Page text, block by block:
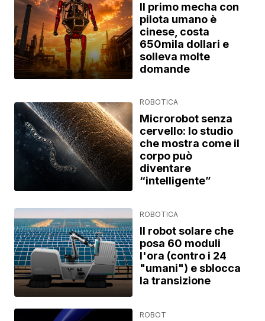
Il primo mecha con
pilota umano è
cinese, costa
650mila dollari e
solleva molte
domande
ROBOTICA
Microrobot senza
cervello: lo studio
che mostra come il
corpo può
diventare
“intelligente”
ROBOTICA
Il robot solare che
posa 60 moduli
l'ora (contro i 24
"umani") e sblocca
la transizione
ROBOT